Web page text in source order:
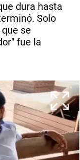
dura hasta
Solo
se
fue la